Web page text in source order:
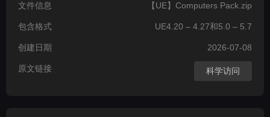
文件信息 【UE】Computers Pack.zip
包含格式 UE4.20 – 4.27和5.0 – 5.7
创建日期 2026-07-08
原文链接 科学访问